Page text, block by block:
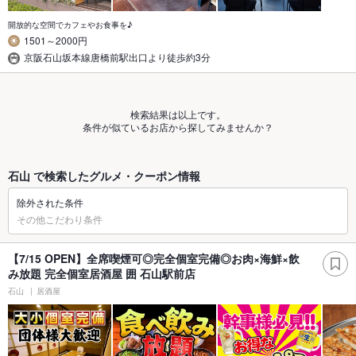
開放的な空間でカフェやお食事を♪
1501～2000円
京阪石山坂本線唐橋前駅出口より徒歩約3分
検索結果は以上です。
条件が似ているお店から探してみませんか？
石山 で検索したグルメ・クーポン情報
除外された条件
その他こだわり条件
【7/15 OPEN】全席喫煙可◎完全個室完備◎お肉×海鮮×飲
み放題 完全個室居酒屋 囲 石山駅前店
石山 居酒屋